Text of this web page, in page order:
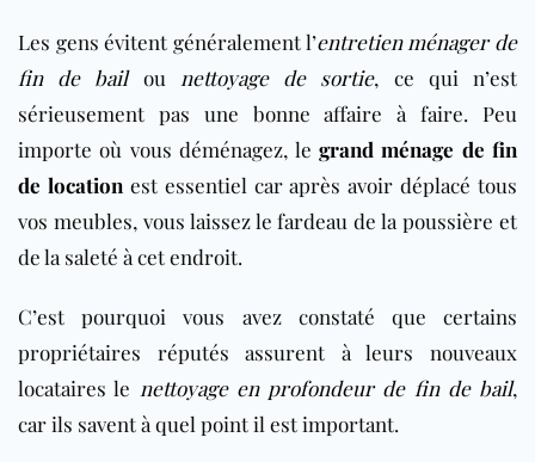
Les gens évitent généralement l’entretien ménager de
fin de bailou nettoyage de sortie, ce qui n’est
sérieusement pas une bonne affaire à faire. Peu
importe où vous déménagez, le grand ménage de fin
de locationest essentiel car après avoir déplacé tous
vos meubles, vous laissez le fardeau de la poussière et
de la saleté à cet endroit.
C’est pourquoi vous avez constaté que certains
propriétaires réputés assurent à leurs nouveaux
locataires le nettoyage en profondeur de fin de bail,
car ils savent à quel point il est important.